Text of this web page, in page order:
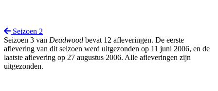
Seizoen 2
Seizoen 3 van Deadwood bevat 12 afleveringen. De eerste
aflevering van dit seizoen werd uitgezonden op 11 juni 2006, en de
laatste aflevering op 27 augustus 2006. Alle afleveringen zijn
uitgezonden.